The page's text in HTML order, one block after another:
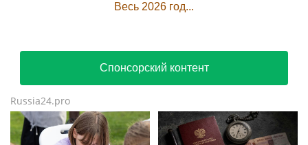
Весь 2026 год...
Спонсорский контент
Russia24.pro